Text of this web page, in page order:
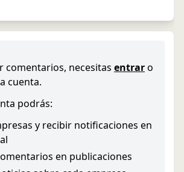
comentarios, necesitas entraro
cuenta.
podrás:
y recibir notificaciones en
en publicaciones